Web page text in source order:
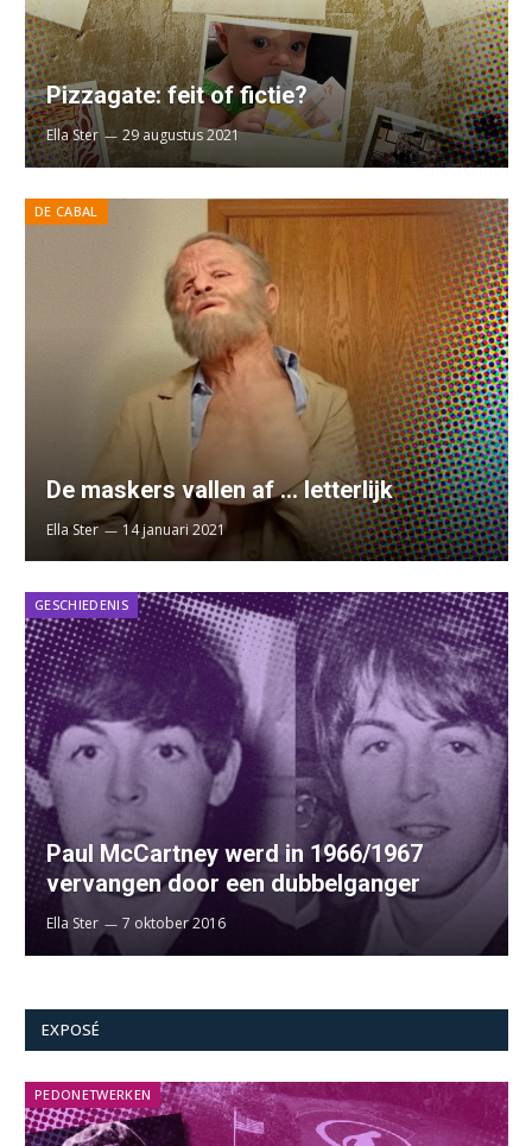
Pizzagate: feit of fictie?
Ella Ster 29 augustus 2021
DE CABAL
De maskers vallen af … letterlijk
Ella Ster 14 januari 2021
GESCHIEDENIS
Paul McCartney werd in 1966/1967
vervangen door een dubbelganger
Ella Ster 7 oktober 2016
EXPOSÉ
PEDONETWERKEN